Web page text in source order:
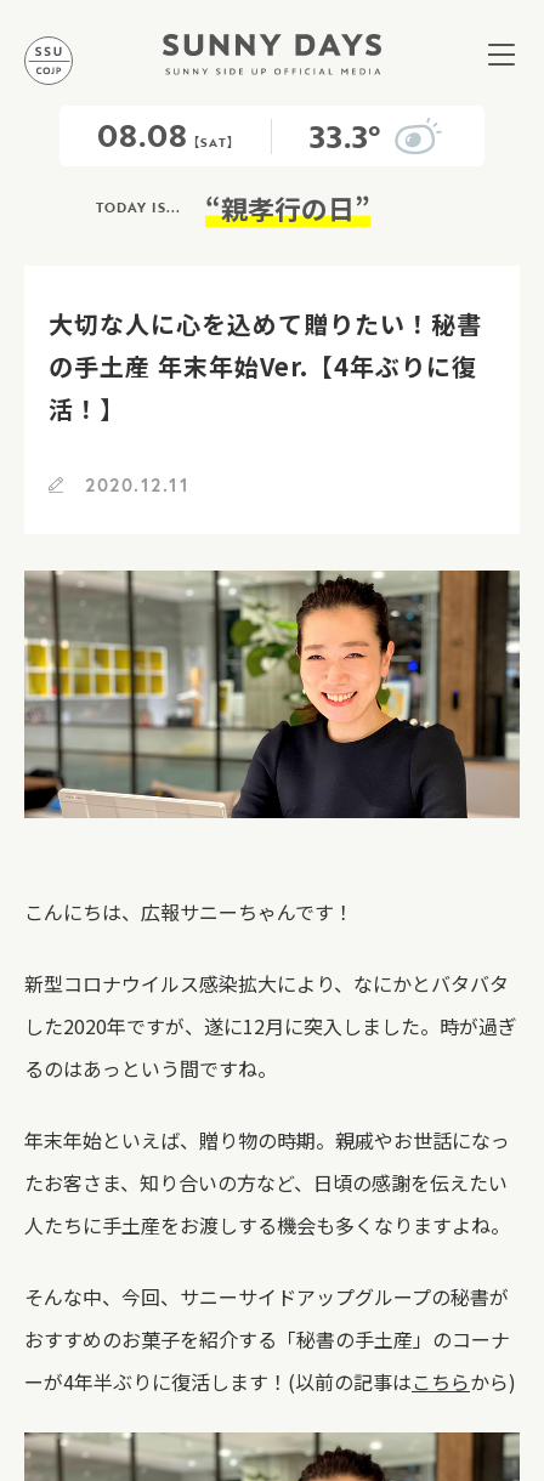
08.08 【SAT】 33.3°
TODAY IS... “親孝行の日”
大切な人に心を込めて贈りたい！秘書
の手土産 年末年始Ver.【4年ぶりに復
活！】
2020.12.11
こんにちは、広報サニーちゃんです！
新型コロナウイルス感染拡大により、なにかとバタバタ
した2020年ですが、遂に12月に突入しました。時が過ぎ
るのはあっという間ですね。
年末年始といえば、贈り物の時期。親戚やお世話になっ
たお客さま、知り合いの方など、日頃の感謝を伝えたい
人たちに手土産をお渡しする機会も多くなりますよね。
そんな中、今回、サニーサイドアップグループの秘書が
おすすめのお菓子を紹介する「秘書の手土産」のコーナ
ーが4年半ぶりに復活します！(以前の記事はこちらから)